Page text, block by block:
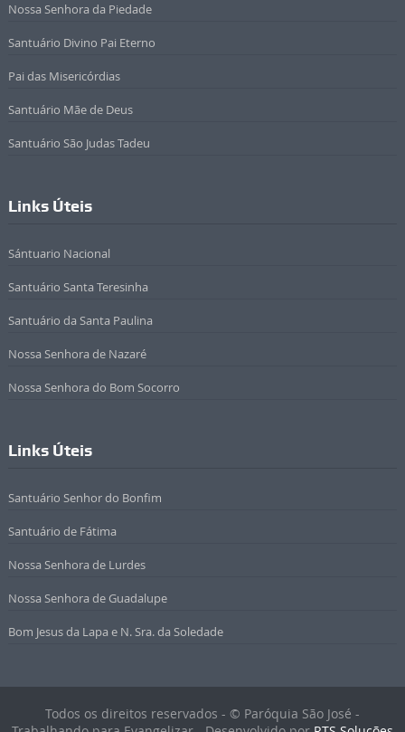
Nossa Senhora da Piedade
Santuário Divino Pai Eterno
Pai das Misericórdias
Santuário Mãe de Deus
Santuário São Judas Tadeu
Links Úteis
Sántuario Nacional
Santuário Santa Teresinha
Santuário da Santa Paulina
Nossa Senhora de Nazaré
Nossa Senhora do Bom Socorro
Links Úteis
Santuário Senhor do Bonfim
Santuário de Fátima
Nossa Senhora de Lurdes
Nossa Senhora de Guadalupe
Bom Jesus da Lapa e N. Sra. da Soledade
Todos os direitos reservados - © Paróquia São José -